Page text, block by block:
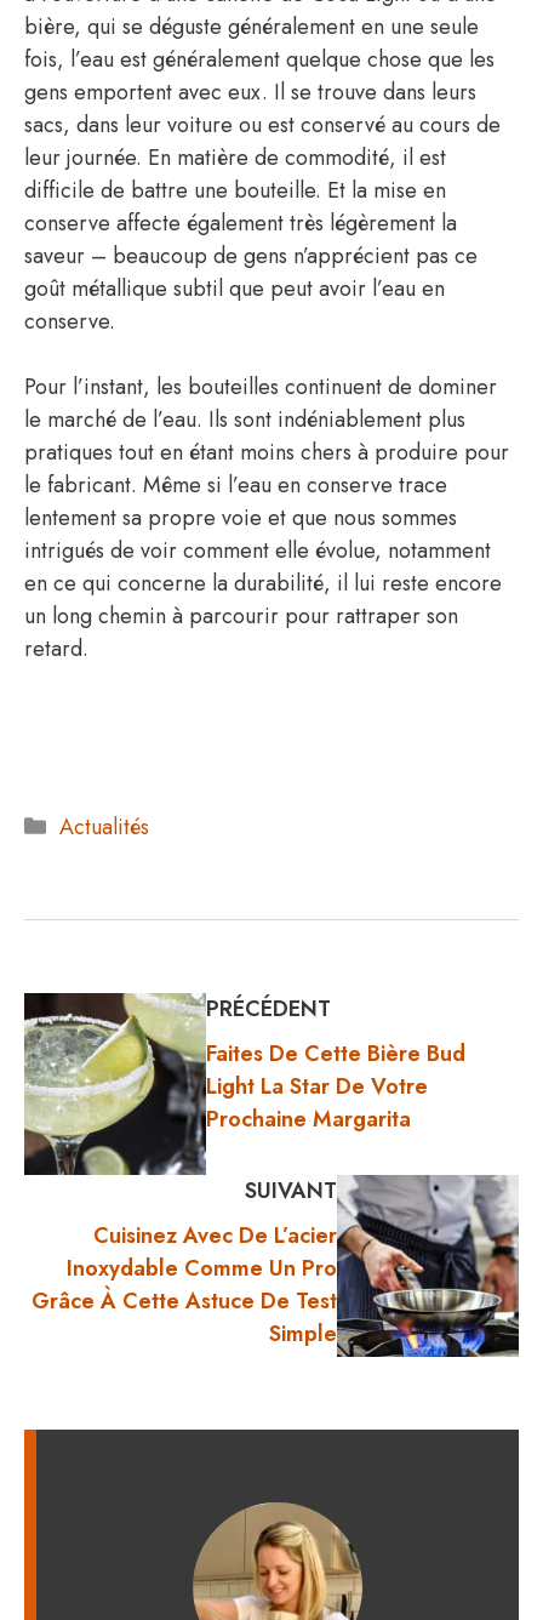
bière, qui se déguste généralement en une seule
fois, l’eau est généralement quelque chose que les
gens emportent avec eux. Il se trouve dans leurs
sacs, dans leur voiture ou est conservé au cours de
leur journée. En matière de commodité, il est
difficile de battre une bouteille. Et la mise en
conserve affecte également très légèrement la
saveur – beaucoup de gens n’apprécient pas ce
goût métallique subtil que peut avoir l’eau en
conserve.
Pour l’instant, les bouteilles continuent de dominer
le marché de l’eau. Ils sont indéniablement plus
pratiques tout en étant moins chers à produire pour
le fabricant. Même si l’eau en conserve trace
lentement sa propre voie et que nous sommes
intrigués de voir comment elle évolue, notamment
en ce qui concerne la durabilité, il lui reste encore
un long chemin à parcourir pour rattraper son
retard.
Catégories
Actualités
PRÉCÉDENT
Faites De Cette Bière Bud
Light La Star De Votre
Prochaine Margarita
SUIVANT
Cuisinez Avec De L’acier
Inoxydable Comme Un Pro
Grâce À Cette Astuce De Test
Simple